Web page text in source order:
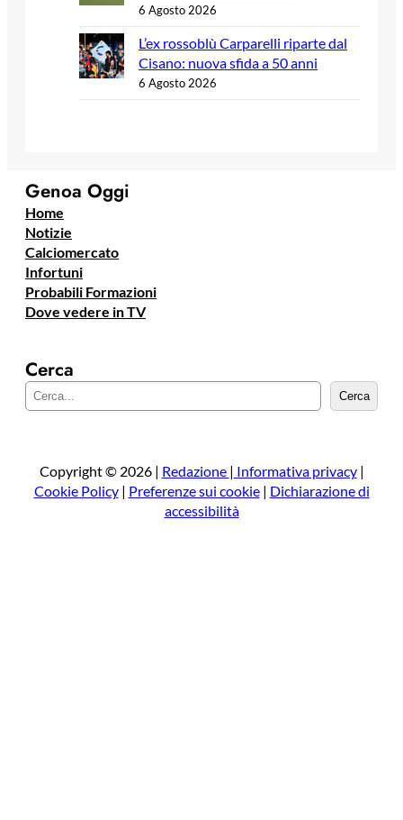
6 Agosto 2026
L’ex rossoblù Carparelli riparte dal
Cisano: nuova sfida a 50 anni
6 Agosto 2026
Genoa Oggi
Home
Notizie
Calciomercato
Infortuni
Probabili Formazioni
Dove vedere in TV
Cerca
e
a
Cerca
Copyright © 2026 | Redazione | Informativa privacy|
Cookie Policy| Preferenze sui cookie| Dichiarazione di
accessibilità